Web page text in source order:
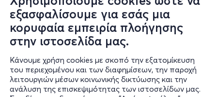
εξασφαλίσουμε για εσάς μια
κορυφαία εμπειρία πλοήγησης
στην ιστοσελίδα μας.
Κάνουμε χρήση cookies με σκοπό την εξατομίκευση
του περιεχομένου και των διαφημίσεων, την παροχή
λειτουργιών μέσων κοινωνικής δικτύωσης και την
ανάλυση της επισκεψιμότητας των ιστοσελίδων μας.